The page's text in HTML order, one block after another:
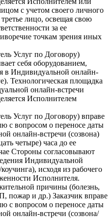
с учетом своего личного
лицо, освещая свою
за ее
точкам зрения иных
Услуг по Договору)
себя оборудованием,
в Индивидуальной онлайн-
Технологическая площадка
онлайн-встречи
Исполнителем
Услуг по Договору) вправе
с вопросом о переносе даты
онлайн-встречи (созвона)
четыре) часа до ее
Стороны согласовывают
Индивидуальной
исходя из рабочего
Исполнителя.
причины (болезнь,
пожар и др.) Заказчик вправе
с вопросом о переносе даты
онлайн-встречи (созвона/